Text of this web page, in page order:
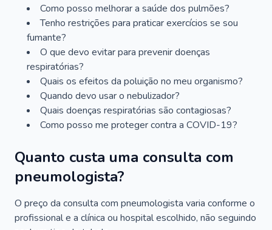
Como posso melhorar a saúde dos pulmões?
Tenho restrições para praticar exercícios se sou
fumante?
O que devo evitar para prevenir doenças
respiratórias?
Quais os efeitos da poluição no meu organismo?
Quando devo usar o nebulizador?
Quais doenças respiratórias são contagiosas?
Como posso me proteger contra a COVID-19?
Quanto custa uma consulta com
pneumologista?
O preço da consulta com pneumologista varia conforme o
profissional e a clínica ou hospital escolhido, não seguindo